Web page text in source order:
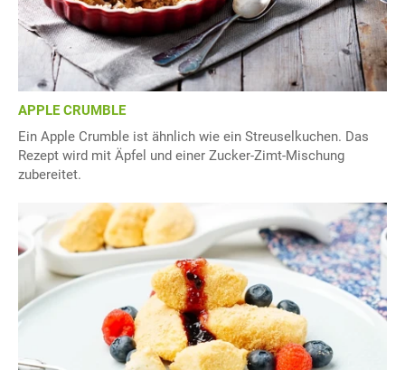
APPLE CRUMBLE
Ein Apple Crumble ist ähnlich wie ein Streuselkuchen. Das
Rezept wird mit Äpfel und einer Zucker-Zimt-Mischung
zubereitet.